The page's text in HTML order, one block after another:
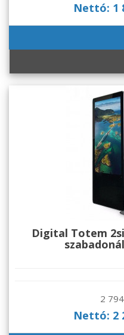
Nettó: 1
Digital Totem
2
Nettó: 2